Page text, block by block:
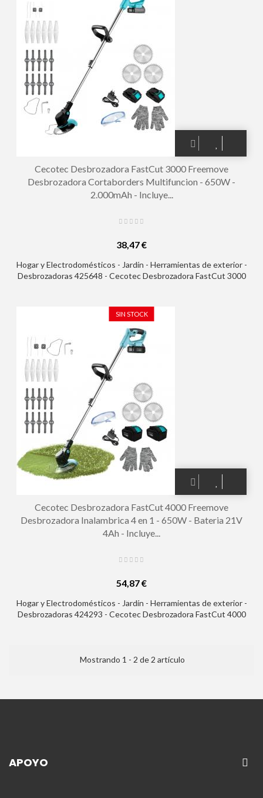
Cecotec Desbrozadora FastCut 3000 Freemove
Desbrozadora Cortaborders Multifuncion - 650W -
2.000mAh - Incluye...
38,47 €
Hogar y Electrodomésticos - Jardín - Herramientas de exterior -
Desbrozadoras 425648 - Cecotec Desbrozadora FastCut 3000
Incluidos - Altura Ajustable - Color Negro y Azul
SIN STOCK
Cecotec Desbrozadora FastCut 4000 Freemove
Desbrozadora Inalambrica 4 en 1 - 650W - Bateria 21V
4Ah - Incluye...
54,87 €
Hogar y Electrodomésticos - Jardín - Herramientas de exterior -
Desbrozadoras 424293 - Cecotec Desbrozadora FastCut 4000
Mostrando 1 - 2 de 2 artículo
APOYO